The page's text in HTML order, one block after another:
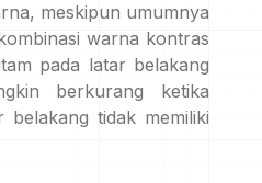
meskipun umumnya
warna kontras
pada latar belakang
berkurang ketika
tidak memiliki